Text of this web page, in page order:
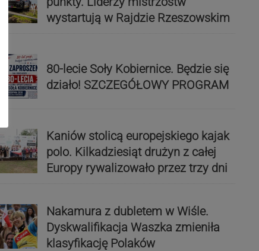
wystartują w Rajdzie Rzeszowskim
80-lecie Soły Kobiernice. Będzie się
działo! SZCZEGÓŁOWY PROGRAM
Kaniów stolicą europejskiego kajak
polo. Kilkadziesiąt drużyn z całej
Europy rywalizowało przez trzy dni
Nakamura z dubletem w Wiśle.
Dyskwalifikacja Waszka zmieniła
klasyfikację Polaków